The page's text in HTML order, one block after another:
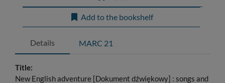
Add to the bookshelf
Details MARC 21
Title:
New English adventure [Dokument dźwiękowy] : songs and